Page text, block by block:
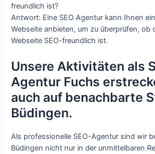
freundlich ist?
Antwort: Eine SEO Agentur kann Ihnen
Webseite anbieten, um zu überprüfen, ob
Webseite SEO-freundlich ist.
Unsere Aktivitäten als
Agentur Fuchs
auch auf benachbarte
Büdingen.
Als professionelle SEO-Agentur sind wir
Büdingen nicht nur in der unmittelbaren